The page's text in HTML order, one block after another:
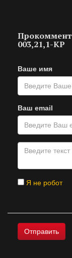
003,21,1-КР
Ваше имя
Ваш email
Я не робот